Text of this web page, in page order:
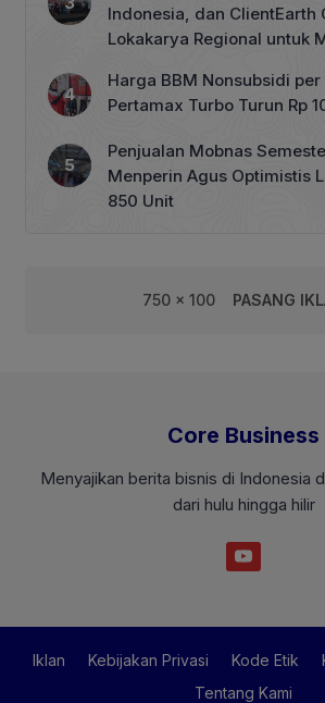
Indonesia, dan ClientEarth
Lokakarya Regional untuk
Harga BBM Nonsubsidi per
Pertamax Turbo Turun Rp
Penjualan Mobnas
Menperin Agus Optimistis
850 Unit
750 x 100 PASANG
Core Business
Menyajikan berita bisnis di Indonesia
dari hulu hingga hilir
Iklan Kebijakan Privasi Kode Etik
Tentang Kami